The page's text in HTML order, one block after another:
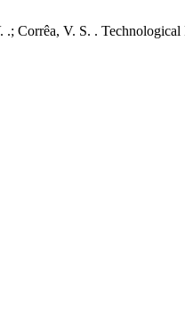
Corrêa, V. S. .